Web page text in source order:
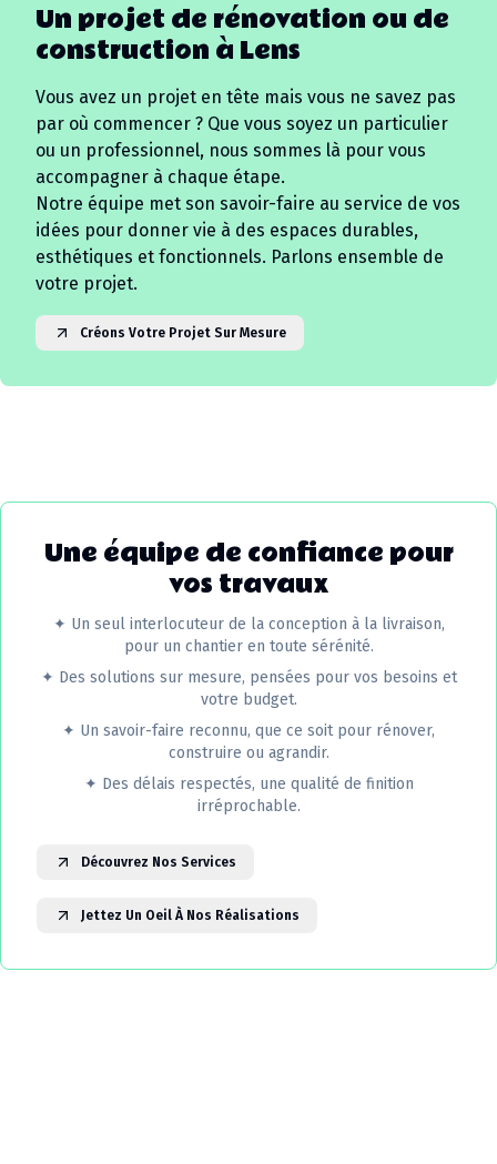
Un projet de rénovation ou de
construction à Lens
Vous avez un projet en tête mais vous ne savez pas
par où commencer ? Que vous soyez un particulier
ou un professionnel, nous sommes là pour vous
accompagner à chaque étape.
Notre équipe met son savoir-faire au service de vos
idées pour donner vie à des espaces durables,
esthétiques et fonctionnels. Parlons ensemble de
votre projet.
Créons Votre Projet Sur Mesure
Une équipe de confiance pour
vos travaux
✦ Un seul interlocuteur de la conception à la livraison,
pour un chantier en toute sérénité.
✦ Des solutions sur mesure, pensées pour vos besoins et
votre budget.
✦ Un savoir-faire reconnu, que ce soit pour rénover,
construire ou agrandir.
✦ Des délais respectés, une qualité de finition
irréprochable.
Découvrez Nos Services
Jettez Un Oeil À Nos Réalisations